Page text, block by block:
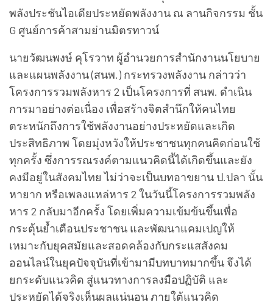
พลังประชันไอเดียประหยัดพลังงาน ณ ลานกิจกรรม ชั้น
G ศูนย์การค้าสามย่านมิตรทาวน์
นายวัฒนพงษ์ คุโรวาท ผู้อำนวยการสำนักงานนโยบาย
และแผนพลังงาน (สนพ.) กระทรวงพลังงาน กล่าวว่า
โครงการรวมพลังหาร 2 เป็นโครงการที่ สนพ. ดำเนิน
การมาอย่างต่อเนื่อง เพื่อสร้างจิตสำนึกให้คนไทย
ตระหนักถึงการใช้พลังงานอย่างประหยัดและเกิด
ประสิทธิภาพ โดยมุ่งหวังให้ประชาชนทุกคนคิดก่อนใช้
ทุกครั้ง ซึ่งการรณรงค์ตามแนวคิดนี้ได้เกิดขึ้นและยัง
คงมีอยู่ในสังคมไทย ไม่ว่าจะเป็นบทอาขยาน ป.ปลา นั้น
หายาก หรือเพลงแหล่หาร 2 ในวันนี้โครงการรวมพลัง
หาร 2 กลับมาอีกครั้ง โดยเพิ่มความเข้มข้นขึ้นเพื่อ
กระตุ้นย้ำเตือนประชาชน และพัฒนาแคมเปญให้
เหมาะกับยุคสมัยและสอดคล้องกับกระแสสังคม
ออนไลน์ในยุคปัจจุบันที่เข้ามามีบทบาทมากขึ้น จึงได้
ยกระดับแนวคิด สู่แนวทางการลงมือปฏิบัติ และ
ประหยัดได้จริงเห็นผลแน่นอน ภายใต้แนวคิด